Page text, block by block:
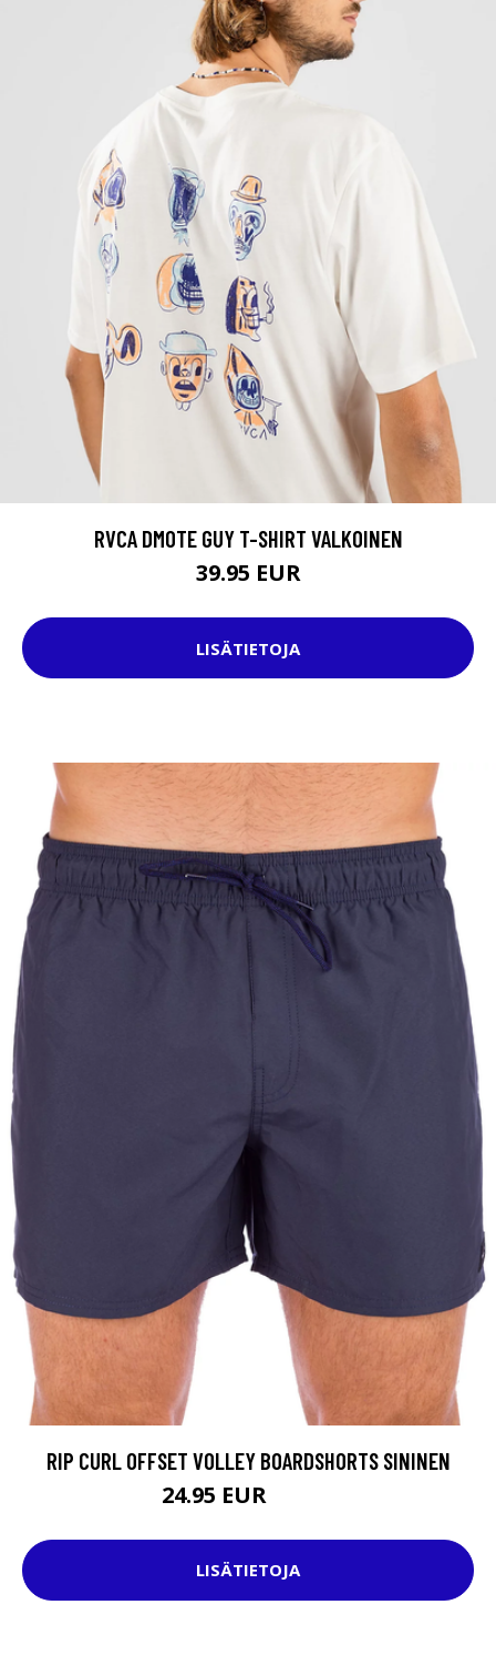
RVCA DMOTE GUY T-SHIRT VALKOINEN
39.95 EUR
LISÄTIETOJA
RIP CURL OFFSET VOLLEY BOARDSHORTS SININEN
24.95 EUR
LISÄTIETOJA